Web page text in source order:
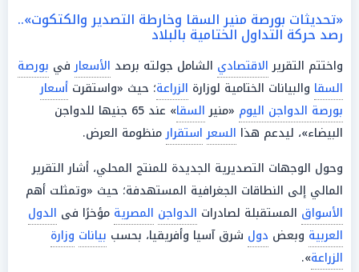
«تحديثات بورصة منير السقا وخارطة التصدير والكتكوت»..
رصد حركة التداول الختامية بالبلاد
واختتم التقريرالاقتصادي الشامل جولته برصد الأسعارفي بورصة
السقا والبيانات الختامية لوزارة الزراعة؛ حيث «واستقرت أسعار
بورصة الدواجن اليوم «منيرالسقا
» عند 65 جنيها للدواجن
البيضاء»، ليدعم هذا السعر استقرارمنظومة العرض.
وحول الوجهات التصديرية الجديدة للمنتج المحلي، أشار التقرير
المالي إلى النطاقات الجغرافية المستهدفة؛ حيث «وتمثلت أهم
الأسواق المستقبلة لصادرات الدواجن المصرية مؤخرًا فى الدول
العربية وبعض دول شرق آسيا وأفريقيا، بحسب بيانات وزارة
الزراعة».